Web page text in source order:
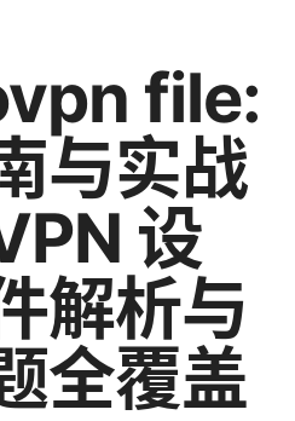
file:
与实战
设
解析与
全覆盖